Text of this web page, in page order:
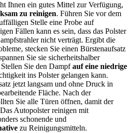
Ihnen ein gutes Mittel zur Verfügung,
zu reinigen. Führen Sie vor dem
Stelle eine Probe auf
Fällen kann es sein, dass das Polster
nicht verträgt. Ergibt die
stecken Sie einen Bürstenaufsatz
Sie sie sicherheitshalber
Sie den Dampfauf eine niedrige
ins Polster gelangen kann.
jetzt langsam und ohne Druck in
Fläche. Nach der
Sie alle Türen öffnen, damit der
Autopolster reinigen mit
schonende und
zu Reinigungsmitteln.